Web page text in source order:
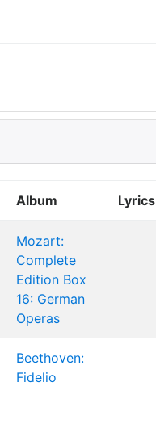
Album Lyrics
Mozart:
Complete
Edition Box
16: German
Operas
Beethoven:
Fidelio